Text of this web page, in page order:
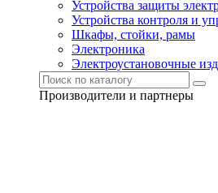
Устройства защиты
Устройства контроля и
Шкафы, стойки, рамы
Электроника
Электроустановочные
Производители и партнеры